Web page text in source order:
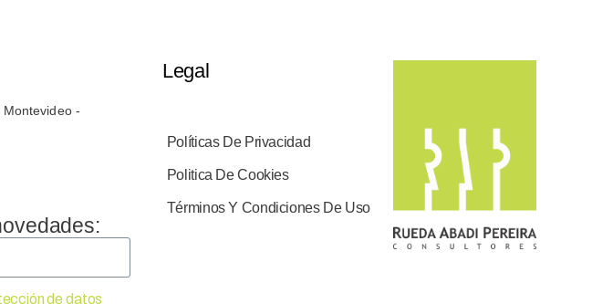
Montevideo -
de datos
Legal
Políticas De Privacidad
Politica De Cookies
Términos Y Condiciones De Uso